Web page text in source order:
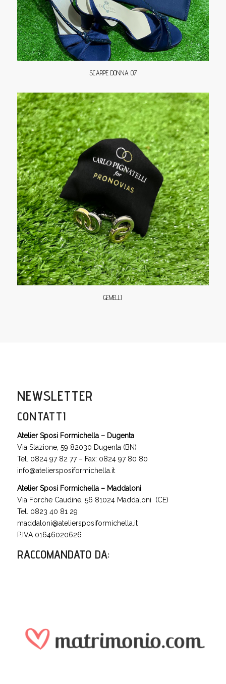
SCARPE DONNA 07
GEMELLI
NEWSLETTER
CONTATTI
Atelier Sposi Formichella – Dugenta
Via Stazione, 59 82030 Dugenta (BN)
Tel. 0824 97 82 77 – Fax: 0824 97 80 80
info@ateliersposiformichella.it
Atelier Sposi Formichella – Maddaloni
Via Forche Caudine, 56 81024 Maddaloni (CE)
Tel. 0823 40 81 29
maddaloni@ateliersposiformichella.it
P.IVA 01646020626
RACCOMANDATO DA: